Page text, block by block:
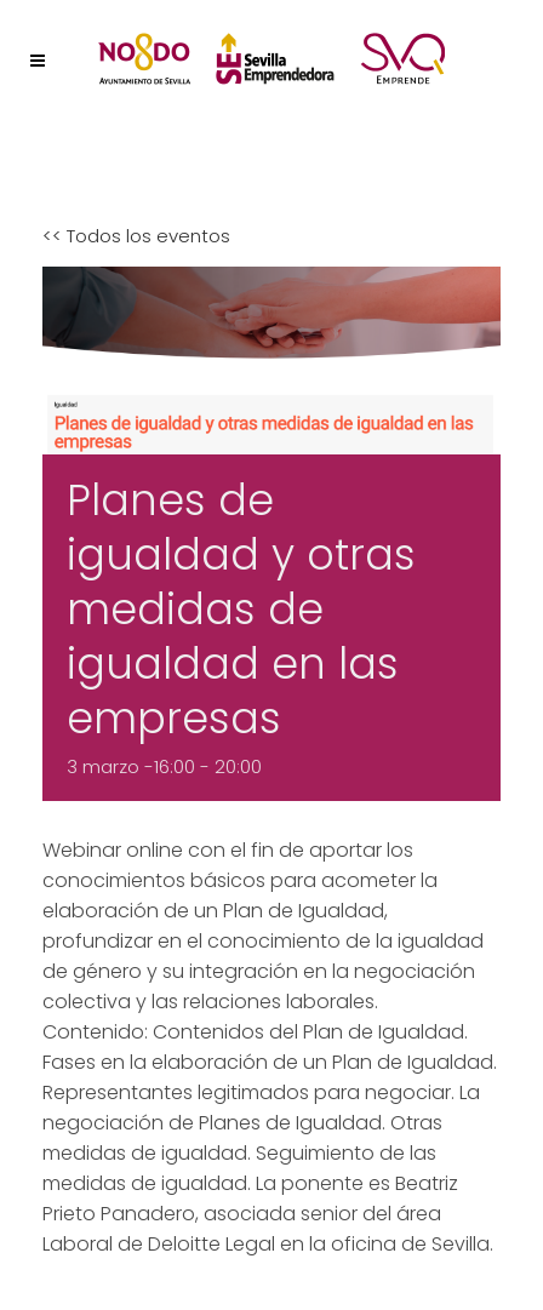
<< Todos los eventos
Planes de
igualdad y otras
medidas de
igualdad en las
empresas
3 marzo -16:00 - 20:00
Webinar online con el fin de aportar los
conocimientos básicos para acometer la
elaboración de un Plan de Igualdad,
profundizar en el conocimiento de la igualdad
de género y su integración en la negociación
colectiva y las relaciones laborales.
Contenido: Contenidos del Plan de Igualdad.
Fases en la elaboración de un Plan de Igualdad.
Representantes legitimados para negociar. La
negociación de Planes de Igualdad. Otras
medidas de igualdad. Seguimiento de las
medidas de igualdad. La ponente es Beatriz
Prieto Panadero, asociada senior del área
Laboral de Deloitte Legal en la oficina de Sevilla.